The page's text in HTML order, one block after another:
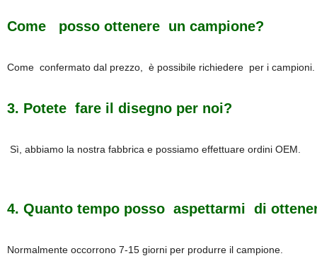
Come posso ottenere un campione?
Come confermato dal prezzo, è possibile richiedere per i
3. Potete fare il disegno per noi?
Sì, abbiamo la nostra fabbrica e possiamo effettuare ordini OEM.
4. Quanto tempo posso aspettarmi di
Normalmente occorrono 7-15 giorni per produrre il campione.